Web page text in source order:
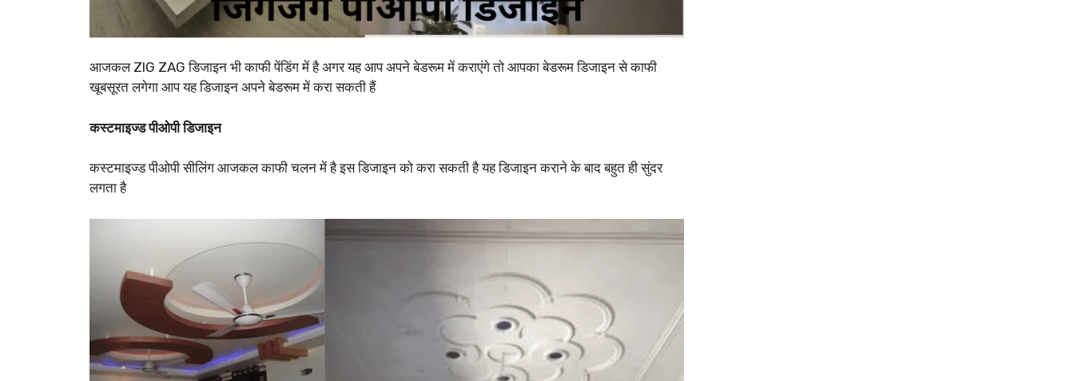
आजकल ZIG ZAG डिजाइन भी काफी पेंडिंग में है अगर यह आप अपने बेडरूम में कराएंगे तो आपका बेडरूम डिजाइन से काफी
खूबसूरत लगेगा आप यह डिजाइन अपने बेडरूम में करा सकती हैं
कस्टमाइज्ड पीओपी डिजाइन
कस्टमाइज्ड पीओपी सीलिंग आजकल काफी चलन में है इस डिजाइन को करा सकती है यह डिजाइन कराने के बाद बहुत ही सुंदर
लगता है